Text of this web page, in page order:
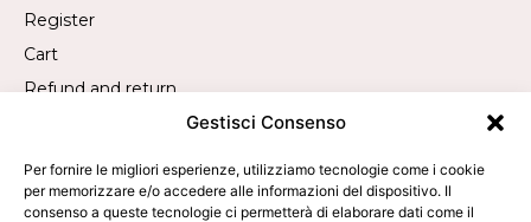
Gestisci Consenso
Per fornire le migliori esperienze, utilizziamo tecnologie come i cookie
per memorizzare e/o accedere alle informazioni del dispositivo. Il
consenso a queste tecnologie ci permetterà di elaborare dati come il
Register
Cart
Refund and return
Contact